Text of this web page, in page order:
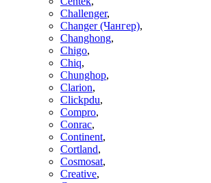
Challenger,
Changer (Чангер),
Changhong,
Chigo,
Chiq,
Chunghop,
Clarion,
Clickpdu,
Compro,
Conrac,
Continent,
Cortland,
Cosmosat,
Creative,